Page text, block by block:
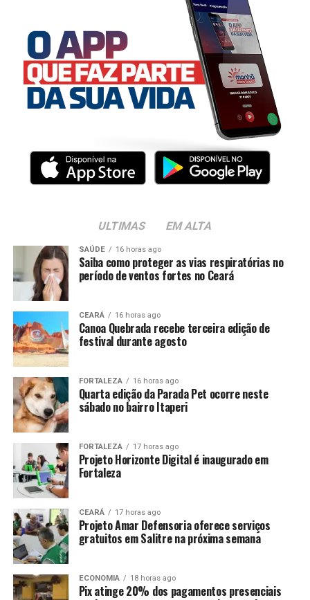
ULTIMAS EM ALTA
SAÚDE 16 horas ago
Saiba como proteger as vias respiratórias no
período de ventos fortes no Ceará
CEARÁ 16 horas ago
Canoa Quebrada recebe terceira edição de
festival durante agosto
FORTALEZA 16 horas ago
Quarta edição da Parada Pet ocorre neste
sábado no bairro Itaperi
FORTALEZA 17 horas ago
Projeto Horizonte Digital é inaugurado em
Fortaleza
CEARÁ 17 horas ago
Projeto Amar Defensoria oferece serviços
gratuitos em Salitre na próxima semana
ECONOMIA 18 horas ago
Pix atinge 20% dos pagamentos presenciais